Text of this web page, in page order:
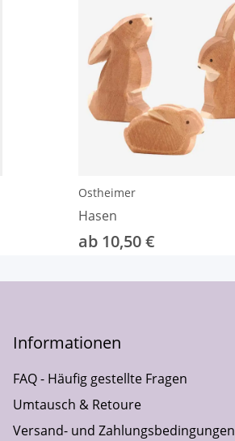
Ostheimer
Hasen
ab 10,50 €
Informationen
FAQ - Häufig gestellte Fragen
Umtausch & Retoure
Versand- und Zahlungsbedingungen